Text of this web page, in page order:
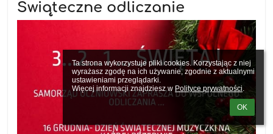
Ta strona wykorzystuje pliki cookies. Korzystając z niej
wyrażasz zgodę na ich używanie, zgodnie z aktualnymi
ustawieniami przeglądarki.
Więcej informacji znajdziesz w Polityce prywatności.
OK
Świąteczne odliczanie